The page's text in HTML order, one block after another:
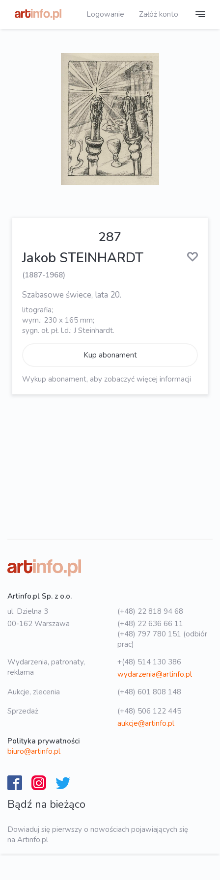
Logowanie Załóż konto
287
Jakob STEINHARDT
(1887-1968)
Szabasowe świece, lata 20.
litografia;
wym.: 230 x 165 mm;
sygn. oł. pł. l.d.: J Steinhardt.
Kup abonament
Wykup abonament, aby zobaczyć więcej informacji
Artinfo.pl Sp. z o.o.
ul. Dzielna 3
00-162 Warszawa
(+48) 22 818 94 68
(+48) 22 636 66 11
(+48) 797 780 151 (odbiór
prac)
Wydarzenia, patronaty,
reklama
+(48) 514 130 386
wydarzenia@artinfo.pl
Aukcje, zlecenia
(+48) 601 808 148
Sprzedaż
(+48) 506 122 445
aukcje@artinfo.pl
Polityka prywatności
biuro@artinfo.pl
Bądź na bieżąco
Dowiaduj się pierwszy o nowościach pojawiających się
na Artinfo.pl